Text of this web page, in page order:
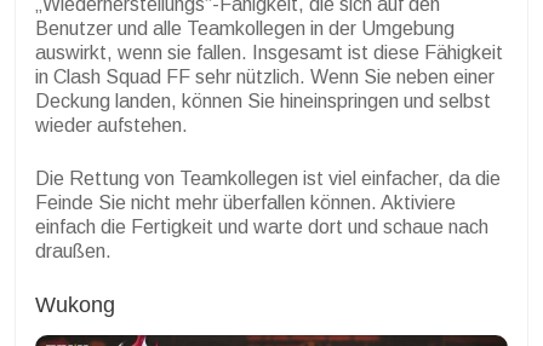
„Wiederherstellungs“-Fähigkeit, die sich auf den
Benutzer und alle Teamkollegen in der Umgebung
auswirkt, wenn sie fallen. Insgesamt ist diese Fähigkeit
in Clash Squad FF sehr nützlich. Wenn Sie neben einer
Deckung landen, können Sie hineinspringen und selbst
wieder aufstehen.
Die Rettung von Teamkollegen ist viel einfacher, da die
Feinde Sie nicht mehr überfallen können. Aktiviere
einfach die Fertigkeit und warte dort und schaue nach
draußen.
Wukong